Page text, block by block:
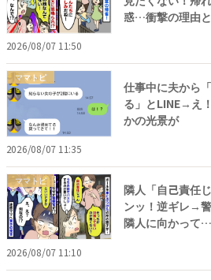
惑…衝撃の理由
2026/08/07 11:50
ママトピ
仕事中に夫から
る」とLINE→え
かの光景が
2026/08/07 11:35
ママトピ
隣人「自己責任
ンッ！逆ギレ→
隣人に向かって…
2026/08/07 11:10